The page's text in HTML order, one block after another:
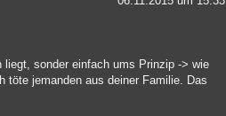
sonder einfach ums Prinzip -> wie
töte jemanden aus deiner Familie. Das